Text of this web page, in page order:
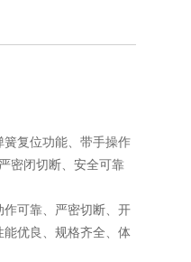
复位功能、带手操作
密闭切断、安全可靠
可靠、严密切断、开
优良、规格齐全、体